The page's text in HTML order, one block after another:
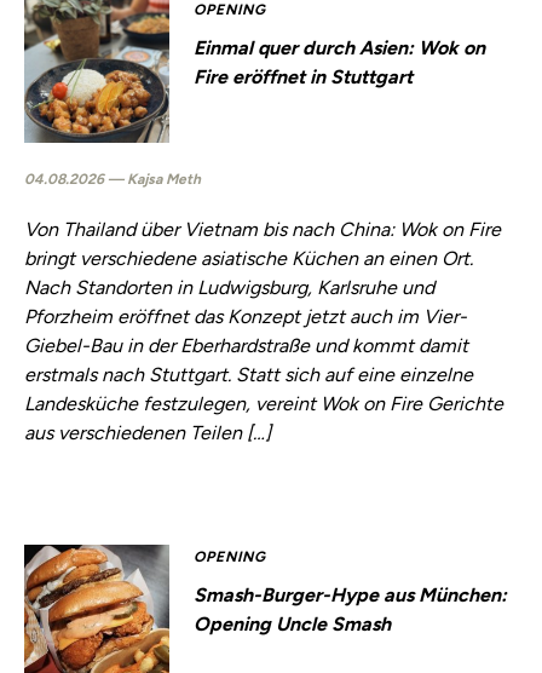
OPENING
Einmal quer durch Asien: Wok on
Fire eröffnet in Stuttgart
04.08.2026 — Kajsa Meth
Von Thailand über Vietnam bis nach China: Wok on Fire
bringt verschiedene asiatische Küchen an einen Ort.
Nach Standorten in Ludwigsburg, Karlsruhe und
Pforzheim eröffnet das Konzept jetzt auch im Vier-
Giebel-Bau in der Eberhardstraße und kommt damit
erstmals nach Stuttgart. Statt sich auf eine einzelne
Landesküche festzulegen, vereint Wok on Fire Gerichte
aus verschiedenen Teilen […]
OPENING
Smash-Burger-Hype aus München:
Opening Uncle Smash